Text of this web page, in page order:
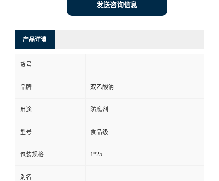
发送咨询信息
产品详请
货号
品牌 双乙酸钠
用途 防腐剂
型号 食品级
包装规格 1*25
别名